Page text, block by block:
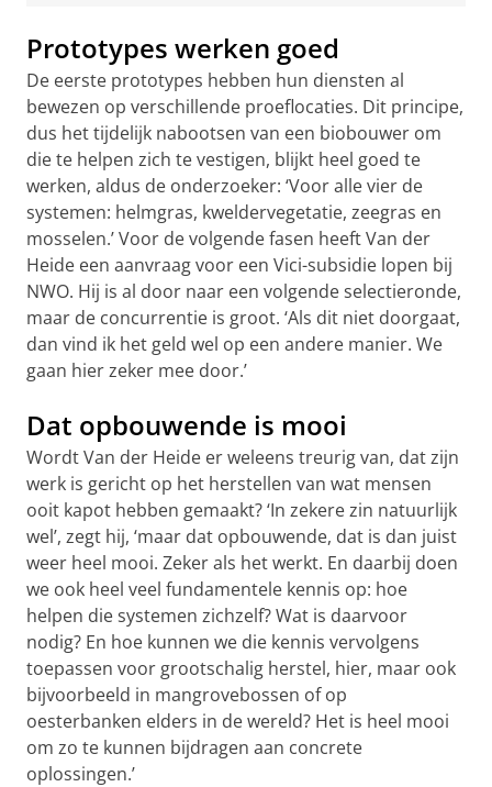
Prototypes werken goed
De eerste prototypes hebben hun diensten al
bewezen op verschillende proeflocaties. Dit principe,
dus het tijdelijk nabootsen van een biobouwer om
die te helpen zich te vestigen, blijkt heel goed te
werken, aldus de onderzoeker: ‘Voor alle vier de
systemen: helmgras, kweldervegetatie, zeegras en
mosselen.’ Voor de volgende fasen heeft Van der
Heide een aanvraag voor een Vici-subsidie lopen bij
NWO. Hij is al door naar een volgende selectieronde,
maar de concurrentie is groot. ‘Als dit niet doorgaat,
dan vind ik het geld wel op een andere manier. We
gaan hier zeker mee door.’
Dat opbouwende is mooi
Wordt Van der Heide er weleens treurig van, dat zijn
werk is gericht op het herstellen van wat mensen
ooit kapot hebben gemaakt? ‘In zekere zin natuurlijk
wel’, zegt hij, ‘maar dat opbouwende, dat is dan juist
weer heel mooi. Zeker als het werkt. En daarbij doen
we ook heel veel fundamentele kennis op: hoe
helpen die systemen zichzelf? Wat is daarvoor
nodig? En hoe kunnen we die kennis vervolgens
toepassen voor grootschalig herstel, hier, maar ook
bijvoorbeeld in mangrovebossen of op
oesterbanken elders in de wereld? Het is heel mooi
om zo te kunnen bijdragen aan concrete
oplossingen.’